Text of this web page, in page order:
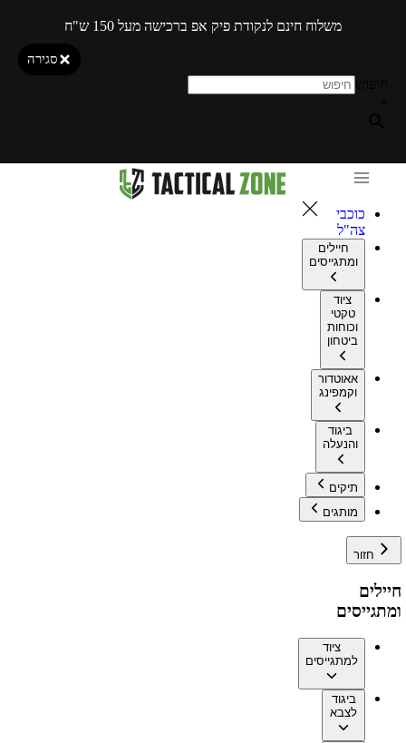
משלוח חינם לנקודת פיק אפ ברכישה מעל 150 ש"ח
סגירה
כוכבי
צה"ל
חיילים
ומתגייסים
ציוד
טקטי
וכוחות
ביטחון
אאוטדור
וקמפינג
ביגוד
והנעלה
תיקים
מותגים
חזור
חיילים
ומתגייסים
ציוד
למתגייסים
ביגוד
לצבא